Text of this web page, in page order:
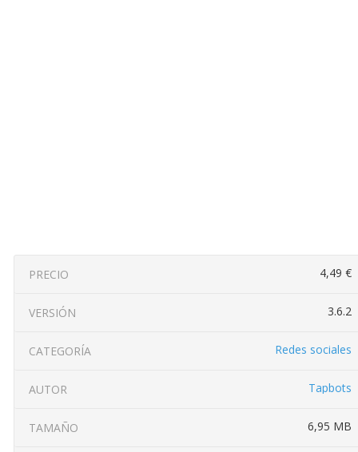
PRECIO 4,49 €
VERSIÓN 3.6.2
CATEGORÍA Redes sociales
AUTOR Tapbots
TAMAÑO 6,95 MB